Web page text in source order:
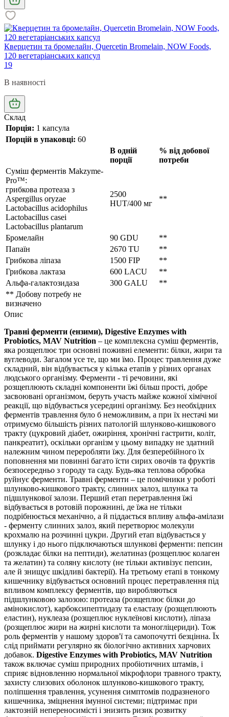
Кверцетин та бромелайн, Quercetin Bromelain, NOW Foods,
120 вегетаріанських капсул
19
В наявності
Склад
Порція: 1 капсула
Порцій в упаковці: 60
В одній
порції
% від добової
потреби
Суміш ферментів Makzyme-
Pro™:
грибкова протеаза з
Aspergillus oryzae
Lactobacillus acidophilus
Lactobacillus casei
Lactobacillus plantarum
2500
HUT/400 мг
**
Бромелайн 90 GDU
**
Папаїн
2670 TU
**
Грибкова ліпаза
1500 FIP
**
Грибкова лактаза
600 LACU
**
Альфа-галактозидаза
300 GALU
**
** Добову потребу не
визначено
Опис
Травні ферменти (ензими), Digestive Enzymes with
Probiotics, MAV Nutrition – це комплексна суміш ферментів,
яка розщеплює три основні поживні елементи: білки, жири та
вуглеводи. Загалом усе те, що ми їмо. Процес травлення дуже
складний, він відбувається у кілька етапів у різних органах
людського організму. Ферменти - ті речовини, які
розщеплюють складні компоненти їжі більш прості, добре
засвоювані організмом, беруть участь майже кожної хімічної
реакції, що відбувається усередині організму. Без необхідних
ферментів травлення було б неможливим, а при їх нестачі ми
отримуємо більшість різних патологій шлунково-кишкового
тракту (цукровий діабет, ожиріння, хронічні гастрити, коліт,
панкреатит), оскільки організм у цьому випадку не здатний
належним чином переробляти їжу. Для безперебійного їх
поповнення ми повинні багато їсти сирих овочів та фруктів
безпосередньо з городу та саду. Будь-яка теплова обробка
руйнує ферменти. Травні ферменти – це помічники у роботі
шлунково-кишкового тракту, слинних залоз, шлунка та
підшлункової залози. Перший етап перетравлення їжі
відбувається в ротовій порожнині, де їжа не тільки
подрібнюється механічно, а й піддається впливу альфа-амілази
- ферменту слинних залоз, який перетворює молекули
крохмалю на розчинні цукри. Другий етап відбувається у
шлунку і до нього підключаються шлункові ферменти: пепсин
(розкладає білки на пептиди), желатиназ (розщеплює колаген
та желатин) та соляну кислоту (не тільки активізує пепсин,
але й знищує шкідливі бактерії). На третьому етапі в тонкому
кишечнику відбувається основний процес перетравлення під
впливом комплексу ферментів, що виробляються
підшлунковою залозою: протеаза (розщеплює білки до
амінокислот), карбоксипептидазу та еластазу (розщеплюють
еластин), нуклеаза (розщеплює нуклеїнові кислоти), ліпаза
(розщеплює жири на жирні кислоти та моногліцериди). Тож
роль ферментів у нашому здоров'ї та самопочутті безцінна. Їх
слід приймати регулярно як біологічно активних харчових
добавок. Digestive Enzymes with Probiotics, MAV Nutrition
також включає суміш природних пробіотичних штамів, і
сприяє відновленню нормальної мікрофлори травного тракту,
захисту слизових оболонок шлунково-кишкового тракту,
поліпшення травлення, усунення симптомів подразненого
кишечника, зміцнення імунної системи; підтримає при
лактозній непереносимісті і знизить ризик розвитку